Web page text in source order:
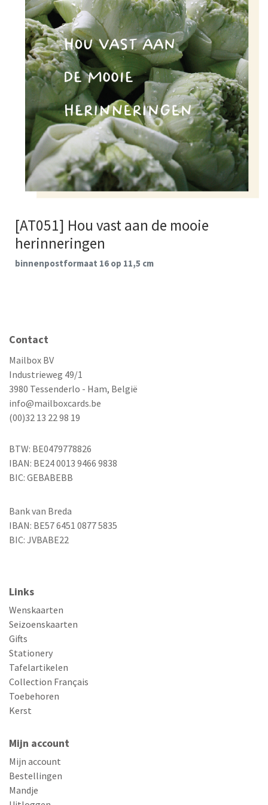
[AT051] Hou vast aan de mooie
herinneringen
binnenpostformaat 16 op 11,5 cm
Contact
Mailbox BV
Industrieweg 49/1
3980 Tessenderlo - Ham, België
info@mailboxcards.be
(00)32 13 22 98 19
BTW: BE0479778826
IBAN: BE24 0013 9466 9838
BIC: GEBABEBB
Bank van Breda
IBAN: BE57 6451 0877 5835
BIC: JVBABE22
Links
Wenskaarten
Seizoenskaarten
Gifts
Stationery
Tafelartikelen
Collection Français
Toebehoren
Kerst
Mijn account
Mijn account
Bestellingen
Mandje